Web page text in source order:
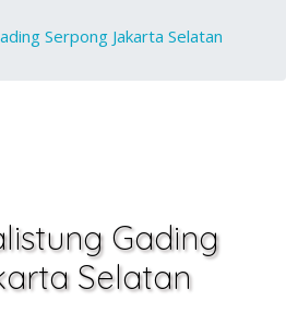
Serpong Jakarta Selatan
Gading
Selatan